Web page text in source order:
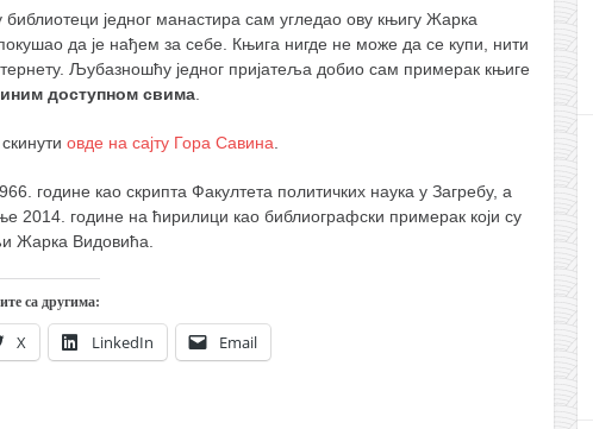
једног манастира сам угледао ову књигу Жарка
да је нађем за себе. Књига нигде не може да се купи, нити
Љубазношћу једног пријатеља добио сам примерак књиге
доступном свима
овде на сајту Гора Савина
године као скрипта Факултета политичких наука у Загребу, а
2014. године на ћирилици као библиографски примерак који су
Жарка Видовића.
са другима:
X LinkedIn Email